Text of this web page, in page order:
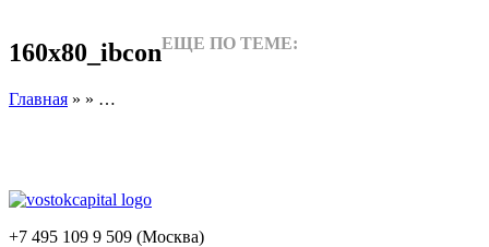
160x80_ibcon
Главная » » …
ЕЩЕ ПО ТЕМЕ:
+7 495 109 9 509 (Москва)